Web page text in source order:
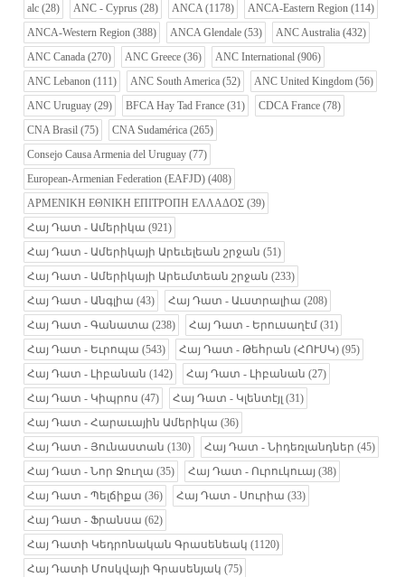
alc (28) ANC - Cyprus (28) ANCA(1178) ANCA-Eastern Region (114)
ANCA-Western Region (388) ANCA Glendale (53) ANC Australia (432)
ANC Canada (270) ANC Greece (36) ANC International (906)
ANC Lebanon (111) ANC South America (52) ANC United Kingdom (56)
ANC Uruguay (29) BFCA Hay Tad France (31) CDCA France (78)
CNA Brasil (75) CNA Sudamérica (265)
Consejo Causa Armenia del Uruguay (77)
European-Armenian Federation (EAFJD) (408)
ΑΡΜΕΝΙΚΗ ΕΘΝΙΚΗ ΕΠΙΤΡΟΠΗ ΕΛΛΑΔΟΣ (39)
Հայ Դատ - Ամերիկա (921)
Հայ Դատ - Ամերիկայի Արեւելեան շրջան (51)
Հայ Դատ - Ամերիկայի Արեւմտեան շրջան (233)
Հայ Դատ - Անգլիա (43) Հայ Դատ - Աւստրալիա (208)
Հայ Դատ - Գանատա (238) Հայ Դատ - Երուսաղէմ (31)
Հայ Դատ - Եւրոպա (543) Հայ Դատ - Թեհրան (ՀՈՒՍԿ) (95)
Հայ Դատ - Լիբանան (142) Հայ Դատ - Լիբանան (27)
Հայ Դատ - Կիպրոս (47) Հայ Դատ - Կլենտէյլ (31)
Հայ Դատ - Հարաւային Ամերիկա (36)
Հայ Դատ - Յունաստան (130) Հայ Դատ - Նիդեռլանդներ (45)
Հայ Դատ - Նոր Ջուղա (35) Հայ Դատ - Ուրուկուայ (38)
Հայ Դատ - Պելճիքա (36) Հայ Դատ - Սուրիա (33)
Հայ Դատ - Ֆրանսա (62)
Հայ Դատի Կեդրոնական Գրասենեակ (1120)
Հայ Դատի Մոսկվայի Գրասենյակ (75)